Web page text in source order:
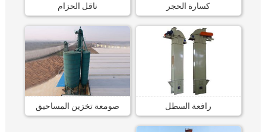
كسارة الحجر ناقل الحزام
رافعة السطل صومعة تخزين المساحيق